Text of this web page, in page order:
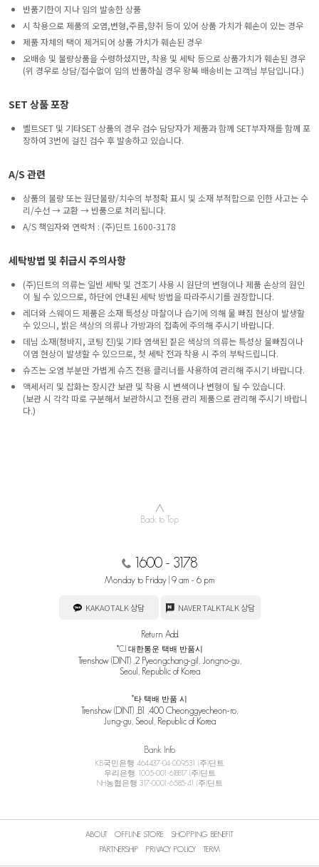
반품기한이 지나 임의 발송한 상품
시 착용으로 제품의 오염,변형,주름,향취 등이 있어 상품 가치가 훼손이 있는 경우
제품 자체의 택이 제거되어 상품 가치가 훼손된 경우
오배송 및 불량상품을 수령하셨지만, 착용 및 세탁 등으로 상품가치가 훼손된 경우
(위 경우로 상담/접수없이 임의 반품하실 경우 왕복 배송비는 고객님 부담입니다.)
SET 상품 포장
벨트SET 및 기타SET 상품의 경우 검수 담당자가 제품과 함께 SET부자재를 함께 포
장하여 3번에 걸친 검수 후 발송하고 있습니다.
A/S 관련
상품의 불량 또는 원단불량/치수의 부정확 표시 및 소재 부적합으로 인한 사고는 수
리/수선 → 교환 → 반품으로 처리됩니다.
A/S 책임자와 연락처 : (주)딘트 1600-3178
세탁방법 및 취급시 주의사항
(주)딘트의 의류는 일반 세탁 및 건조기 사용 시 원단의 변형이나 제품 손상의 원인
이 될 수 있으므로, 하단에 안내된 세탁 방법을 따라주시기를 권장합니다.
레더와 스웨이드 제품은 소재 특성상 마찰이나 습기에 의해 물 빠짐 현상이 발생할
수 있으니, 밝은 색상의 의류나 가방과의 접촉에 주의해 주시기 바랍니다.
데님 소재(청바지, 코팅 진)및 기타 염색된 짙은 색상의 의류는 특성상 물빠짐이나
이염 현상이 발생할 수 있으므로, 첫 세탁 전과 착용 시 주의 부탁드립니다.
슈즈는 오염 부분만 가볍게 슈즈 전용 클리너를 사용하여 관리해 주시기 바랍니다.
액세서리 및 잡화는 장시간 보관 및 착용 시 변색이나 변형이 될 수 있습니다.
(보관 시 각각 따로 구분해서 보관하시고 전용 관리 제품으로 관리해 주시기 바랍니
다.)
∧
Back to Top
1600 - 3178
Monday to Friday | 9 am - 6 pm
KAKAOTALK 상담 NAVER TALKTALK 상담
Return Add.
*CJ 대한통운 택배 반품시
Trenshow (DINT) ,2 Pyeongchang-gil, Jongno-gu,
Seoul, Republic of Korea
*타 택배 반품 시
Trenshow (DINT) ,B1 ,400 Cheonggyecheon-ro,
Jung-gu, Seoul, Republic of Korea
Bank Info
KB국민은행 464437-04-009531 (주)딘트
우리은행 1005-001-618817 (주)딘트
NH농협은행 317-0001-6585-41 (주)딘트
ABOUT OFFLINE STORE
SHOPPING BENEFIT
PARTNERSHIP
PRIVACY POLICY TERM